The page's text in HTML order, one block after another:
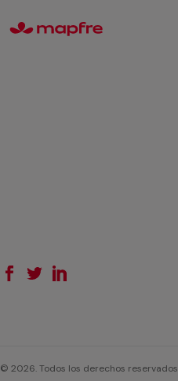
© 2026. Todos los derechos reservados